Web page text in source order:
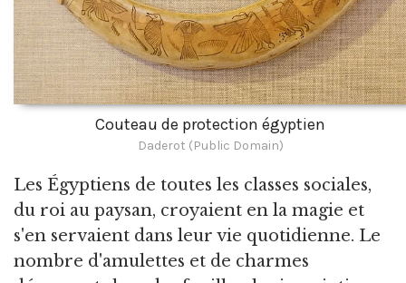
Couteau de protection égyptien
Daderot (Public Domain)
Les Égyptiens de toutes les classes sociales,
du roi au paysan, croyaient en la magie et
s'en servaient dans leur vie quotidienne. Le
nombre d'amulettes et de charmes